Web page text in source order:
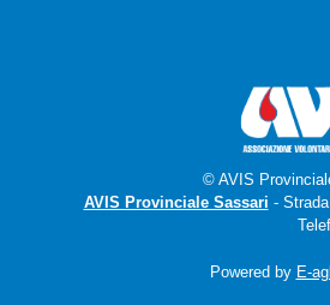
© AVIS
AVIS Provinciale Sassari -
Powered by E-